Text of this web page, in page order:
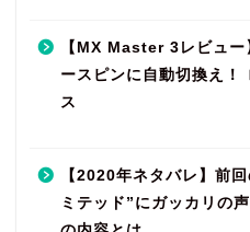
【MX Master 3レビュー
ースピンに自動切換え！
ス
【2020年ネタバレ】前
ミテッド”にガッカリの